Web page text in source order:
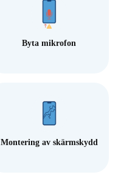
Byta mikrofon
Montering av skärmskydd